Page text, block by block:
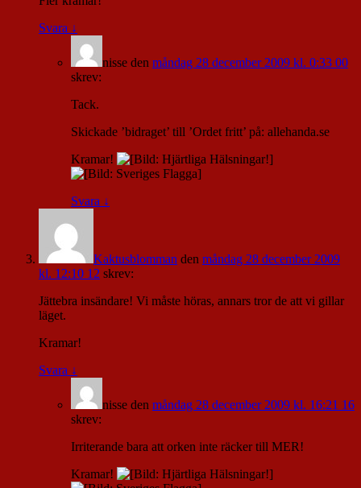
Svara ↓
nisse den måndag 28 december 2009 kl. 0:33 00
skrev:
Tack.
Skickade ’bidraget’ till ’Ordet fritt’ på: allehanda.se
Kramar!
Svara ↓
Kaktusblomman den måndag 28 december 2009
kl. 12:10 12 skrev:
Jättebra insändare! Vi måste höras, annars tror de att vi gillar
läget.
Kramar!
Svara ↓
nisse den måndag 28 december 2009 kl. 16:21 16
skrev:
Irriterande bara att orken inte räcker till MER!
Kramar!